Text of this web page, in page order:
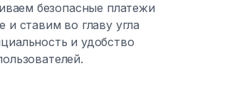
безопасные платежи
и ставим во главу угла
и удобство